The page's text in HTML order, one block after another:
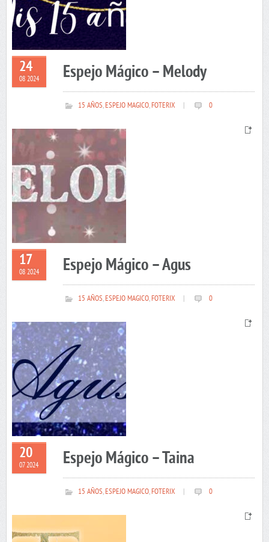
24
08 2024 Espejo Mágico – Melody
15 AÑOS,ESPEJO MAGICO,FOTERIX 0
17
08 2024 Espejo Mágico – Agus
15 AÑOS,ESPEJO MAGICO,FOTERIX 0
20
07 2024 Espejo Mágico – Taina
15 AÑOS,ESPEJO MAGICO,FOTERIX 0